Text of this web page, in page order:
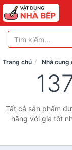
Trang chủ Nhà cung
Tất cả sản phẩm
hãng với giá tốt